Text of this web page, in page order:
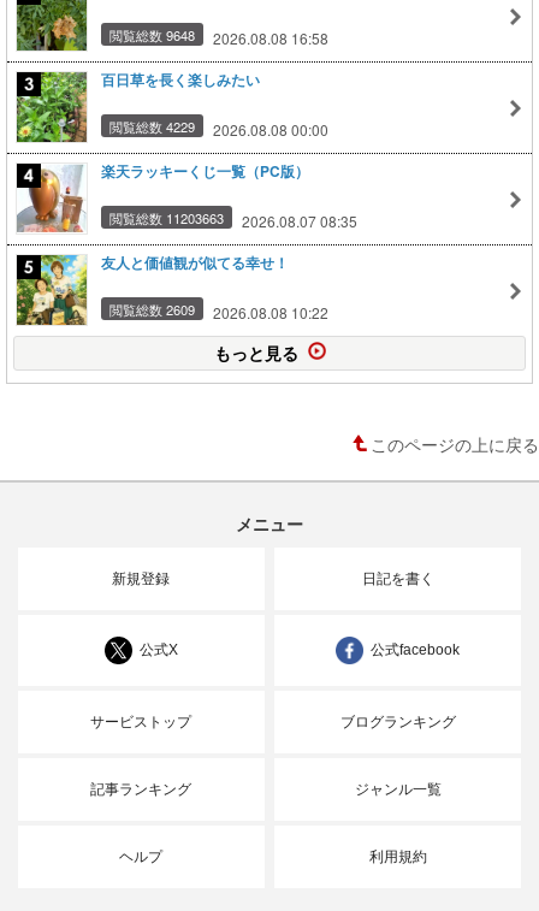
閲覧総数 9648 2026.08.08 16:58
百日草を長く楽しみたい
閲覧総数 4229 2026.08.08 00:00
楽天ラッキーくじ一覧（PC版）
閲覧総数 11203663 2026.08.07 08:35
友人と価値観が似てる幸せ！
閲覧総数 2609 2026.08.08 10:22
もっと見る
このページの上に戻る
メニュー
新規登録 日記を書く
公式X 公式facebook
サービストップ ブログランキング
記事ランキング ジャンル一覧
ヘルプ 利用規約